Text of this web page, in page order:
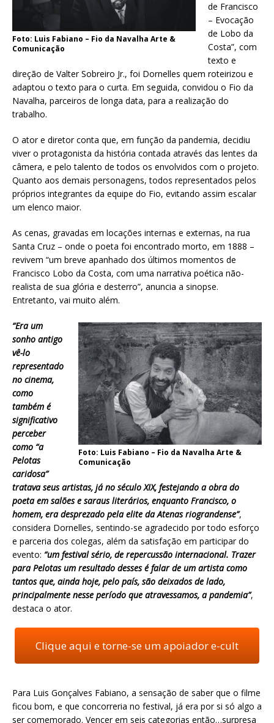
Foto: Luis Fabiano – Fio da Navalha Arte &
Comunicação
de Francisco
– Evocação
de Lobo da
Costa”, com
texto e
direção de Valter Sobreiro Jr., foi Dornelles quem roteirizou e
adaptou o texto para o curta. Em seguida, convidou o Fio da
Navalha, parceiros de longa data, para a realização do
trabalho.
O ator e diretor conta que, em função da pandemia, decidiu
viver o protagonista da história contada através das lentes da
câmera, e pelo talento de todos os envolvidos com o projeto.
Quanto aos demais personagens, todos representados pelos
próprios integrantes da equipe do Fio, evitando assim escalar
um elenco maior.
As cenas, gravadas em locações internas e externas, na rua
Santa Cruz – onde o poeta foi encontrado morto, em 1888 –
revivem “um breve apanhado dos últimos momentos de
Francisco Lobo da Costa, com uma narrativa poética não-
realista de sua glória e desterro”, anuncia a sinopse.
Entretanto, vai muito além.
Foto: Luis Fabiano – Fio da Navalha Arte &
Comunicação
“Era um
sonho antigo
vê-lo
representado
no cinema,
como
também é
significativo
perceber
como “a
Pelotas
caridosa”
tratava seus artistas, já no século XIX, festejando a obra do
poeta em salões e saraus literários, enquanto Francisco, o
homem, era desprezado pela elite da Atenas riograndense”,
considera Dornelles, sentindo-se agradecido por todo esforço
e parceria dos colegas, além da satisfação em participar do
evento: “um festival sério, de repercussão internacional. Trazer
para Pelotas um resultado desses é falar de um artista como
tantos que, ainda hoje, pelo país, são deixados de lado,
principalmente nesse período que atravessamos, a pandemia”,
destaca o ator.
Clique aqui e torne-se um apoiador e-cult
Para Luis Gonçalves Fabiano, a sensação de saber que o filme
ficou bom, e que concorreria no festival, já era por si só algo a
ser comemorado. Vencer em seis categorias então…surpresa